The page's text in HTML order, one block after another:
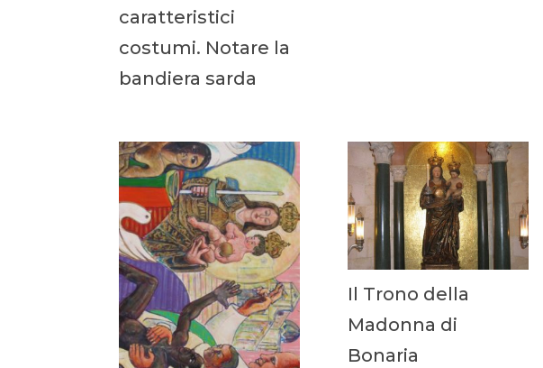
caratteristici
costumi. Notare la
bandiera sarda
Il Trono della
Madonna di
Bonaria